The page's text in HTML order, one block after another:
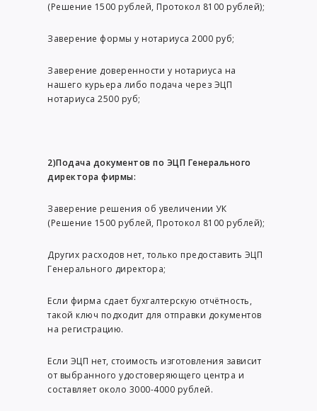
(Решение 1500 рублей, Протокол 8100 рублей);
Заверение формы у нотариуса 2000 руб;
Заверение доверенности у нотариуса на
нашего курьера либо подача через ЭЦП
нотариуса 2500 руб;
2)Подача документов по ЭЦП Генерального
директора фирмы:
Заверение решения об увеличении УК
(Решение 1500 рублей, Протокол 8100 рублей);
Других расходов нет, только предоставить ЭЦП
Генерального директора;
Если фирма сдает бухгалтерскую отчётность,
такой ключ подходит для отправки документов
на регистрацию.
Если ЭЦП нет, стоимость изготовления зависит
от выбранного удостоверяющего центра и
составляет около 3000-4000 рублей.